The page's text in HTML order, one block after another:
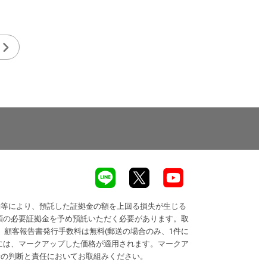
により、預託した証拠金の額を上回る損失が生じる
必要証拠金を予め預託いただく必要があります。取
客報告書発行手数料は無料(郵送の場合のみ、1件に
、マークアップした価格が適用されます。マークア
判断と責任においてお取組みください。